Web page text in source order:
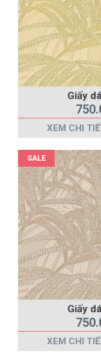
Giấy
XEM CHI
SALE
Giấy
XEM CHI